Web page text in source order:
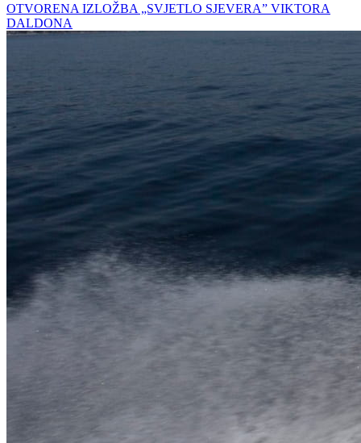
OTVORENA IZLOŽBA „SVJETLO SJEVERA” VIKTORA
DALDONA